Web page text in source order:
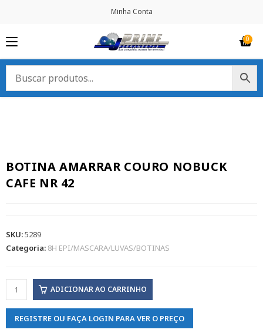
Minha Conta
BOTINA AMARRAR COURO NOBUCK
CAFE NR 42
SKU:5289
Categoria: 8H EPI/MASCARA/LUVAS/BOTINAS
ADICIONAR AO CARRINHO
REGISTRE OU FAÇA LOGIN PARA VER O PREÇO